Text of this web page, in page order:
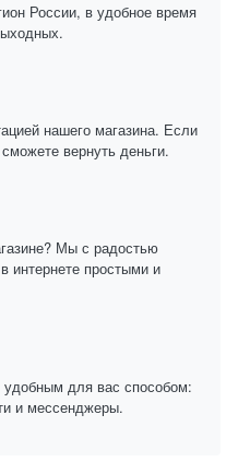
России, в удобное время
нашего магазина. Если
вернуть деньги.
Мы с радостью
интернете простыми и
для вас способом:
и мессенджеры.